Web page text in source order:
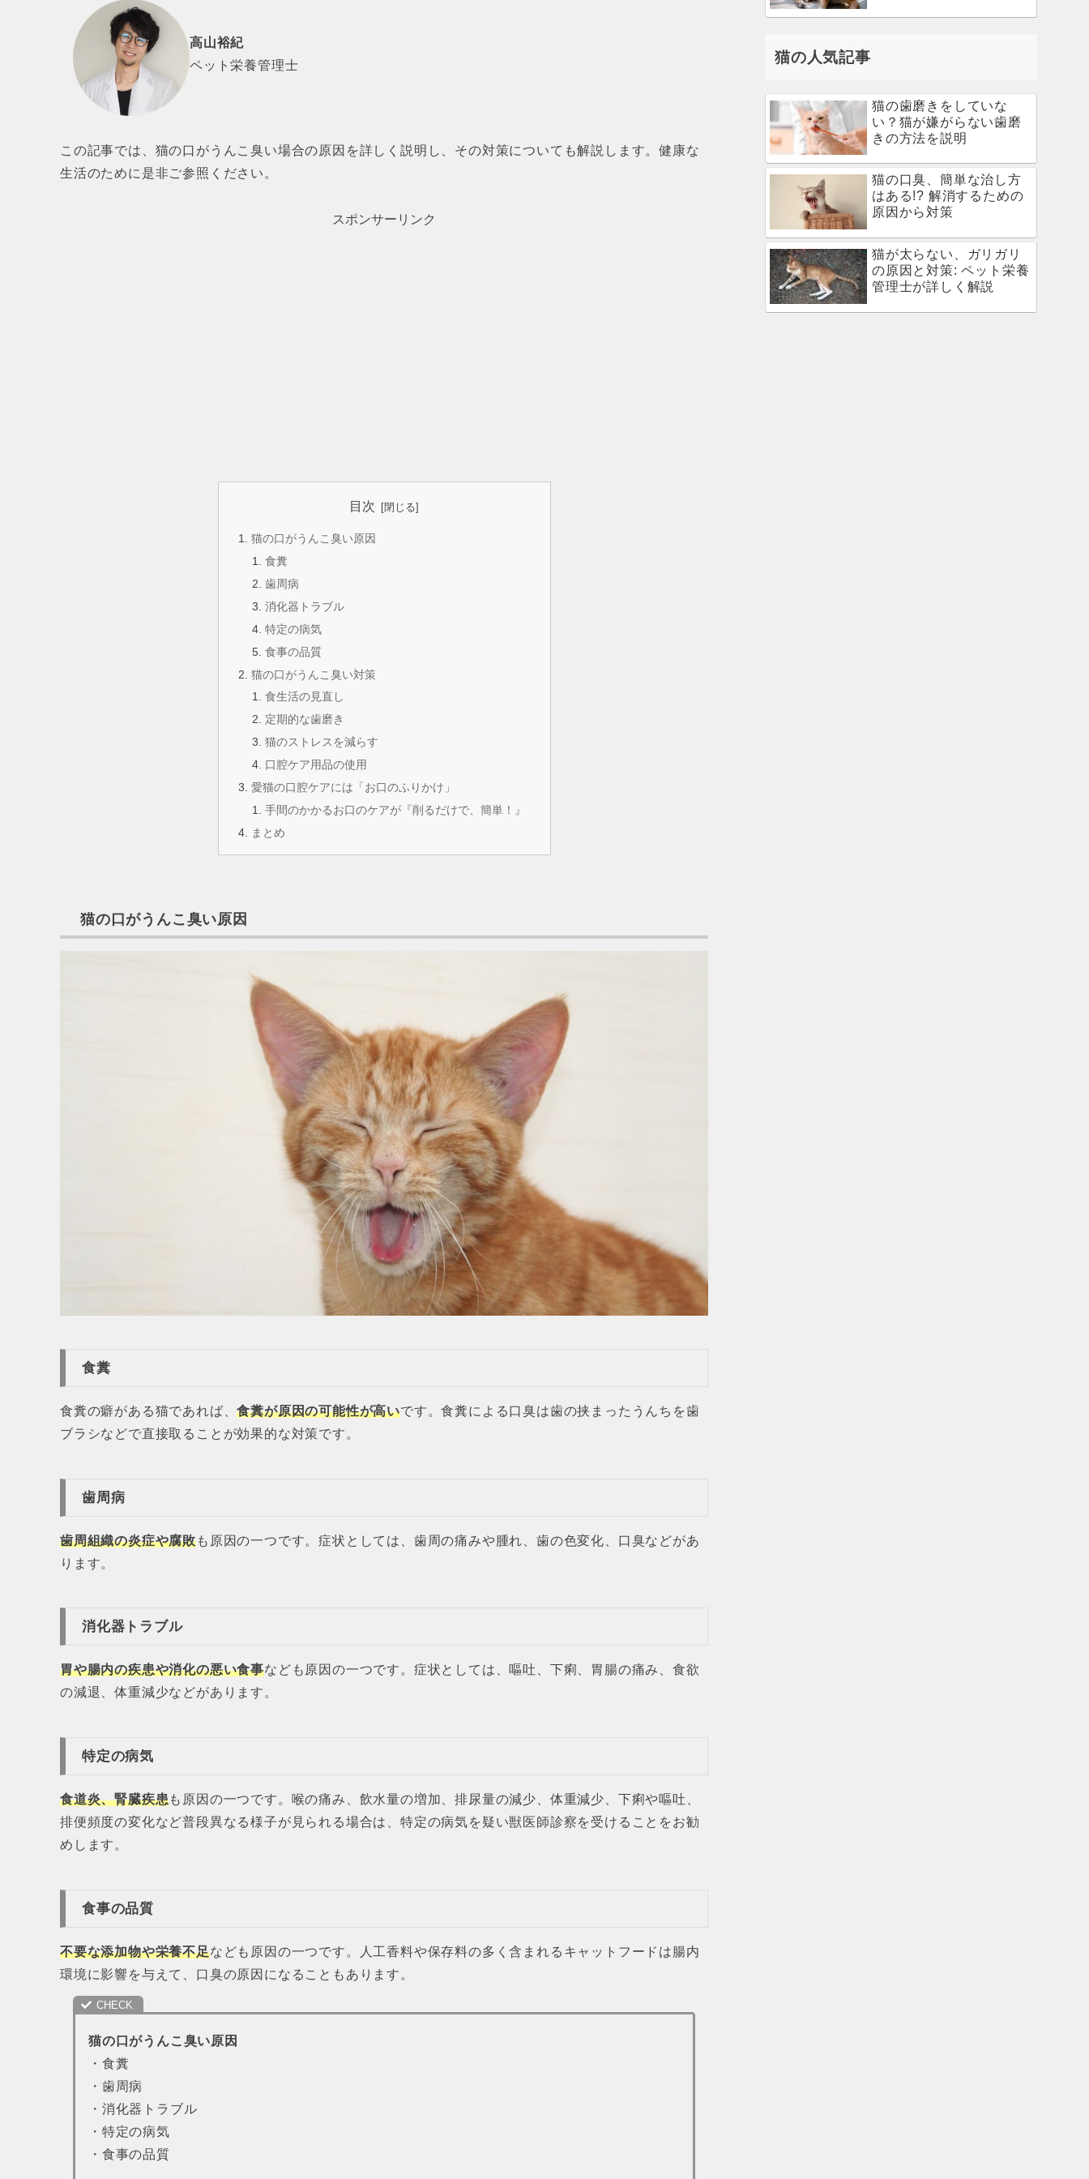
高山裕紀
ペット栄養管理士
この記事では、猫の口がうんこ臭い場合の原因を詳しく説明し、その対策についても解説します。健康な
生活のために是非ご参照ください。
スポンサーリンク
目次
猫の口がうんこ臭い原因
食糞
歯周病
消化器トラブル
特定の病気
食事の品質
猫の口がうんこ臭い対策
食生活の見直し
定期的な歯磨き
猫のストレスを減らす
口腔ケア用品の使用
愛猫の口腔ケアには「お口のふりかけ」
手間のかかるお口のケアが『削るだけで、簡単！』
まとめ
猫の口がうんこ臭い原因
食糞
食糞の癖がある猫であれば、食糞が原因の可能性が高いです。食糞による口臭は歯の挟まったうんちを歯
ブラシなどで直接取ることが効果的な対策です。
歯周病
歯周組織の炎症や腐敗も原因の一つです。症状としては、歯周の痛みや腫れ、歯の色変化、口臭などがあ
ります。
消化器トラブル
胃や腸内の疾患や消化の悪い食事なども原因の一つです。症状としては、嘔吐、下痢、胃腸の痛み、食欲
の減退、体重減少などがあります。
特定の病気
食道炎、腎臓疾患も原因の一つです。喉の痛み、飲水量の増加、排尿量の減少、体重減少、下痢や嘔吐、
排便頻度の変化など普段異なる様子が見られる場合は、特定の病気を疑い獣医師診察を受けることをお勧
めします。
食事の品質
不要な添加物や栄養不足なども原因の一つです。人工香料や保存料の多く含まれるキャットフードは腸内
環境に影響を与えて、口臭の原因になることもあります。
猫の口がうんこ臭い原因
・食糞
・歯周病
・消化器トラブル
・特定の病気
・食事の品質
猫の人気記事
猫の歯磨きをしていな
い？猫が嫌がらない歯磨
きの方法を説明
猫の口臭、簡単な治し方
はある!? 解消するための
原因から対策
猫が太らない、ガリガリ
の原因と対策: ペット栄養
管理士が詳しく解説